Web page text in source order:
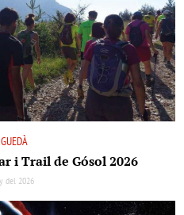
i Trail de Gósol 2026
del 2026